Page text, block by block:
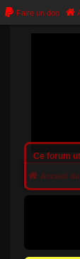
Faire un don
Accueil
Ce forum